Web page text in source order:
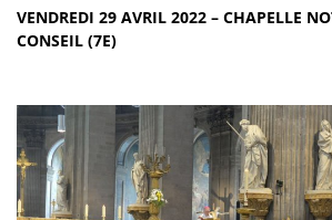
VENDREDI 29 AVRIL 2022 – CHAPELLE
CONSEIL (7E)